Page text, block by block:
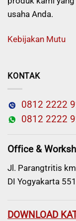
usaha Anda.
Kebijakan Mutu
KONTAK
0812 2222
0812 2222
Office &
Jl. Parangtritis
DI Yogyakarta
DOWNLOAD